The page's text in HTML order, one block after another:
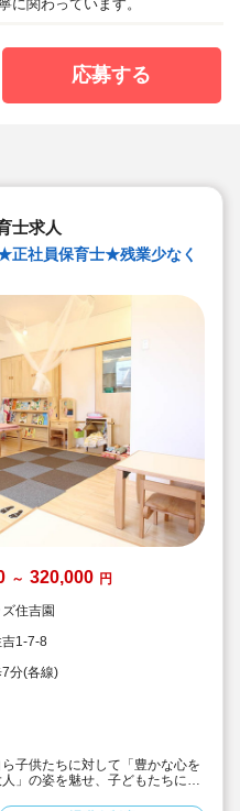
に関わっています。
応募する
士求人
社員保育士★残業少なく
～ 320,000 円
住吉園
1-7-8
7分(各線)
子供たちに対して「豊かな心を
」の姿を魅せ、子どもたちに夢